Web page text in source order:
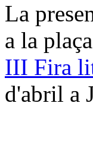
La
a la
III Fira
d'abril a